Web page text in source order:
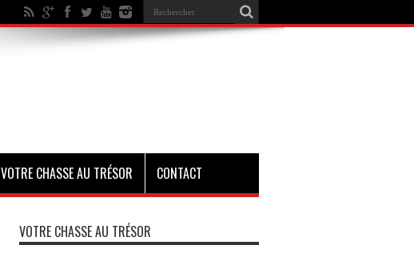
VOTRE CHASSE AU TRÉSOR CONTACT
VOTRE CHASSE AU TRÉSOR